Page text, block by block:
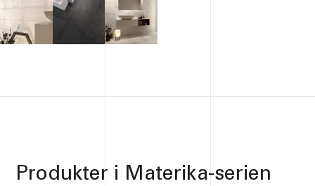
Produkter i Materika-serien